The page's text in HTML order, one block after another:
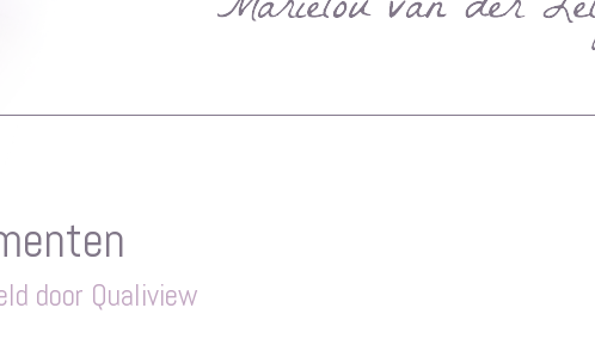
door Qualiview